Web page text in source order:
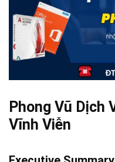
Phong Vũ Dịch
Vĩnh Viễn